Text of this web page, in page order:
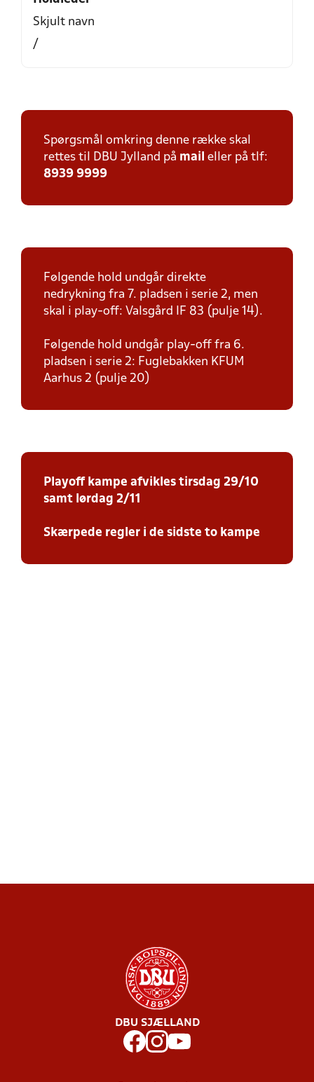
Skjult navn
/
Spørgsmål omkring denne række skal
rettes til DBU Jylland på mail eller på tlf:
8939 9999
Følgende hold undgår direkte
nedrykning fra 7. pladsen i serie 2, men
skal i play-off: Valsgård IF 83 (pulje 14).
Følgende hold undgår play-off fra 6.
pladsen i serie 2: Fuglebakken KFUM
Aarhus 2 (pulje 20)
Playoff kampe afvikles tirsdag 29/10
samt lørdag 2/11
Skærpede regler i de sidste to kampe
DBU SJÆLLAND